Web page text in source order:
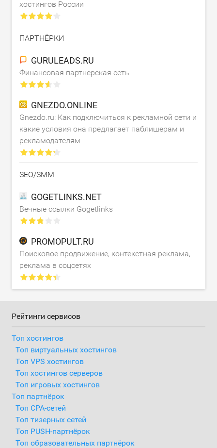
хостингов России
ПАРТНЁРКИ
GURULEADS.RU
Финансовая партнерская сеть
GNEZDO.ONLINE
Gnezdo.ru: Как подключиться к рекламной сети и
какие условия она предлагает паблишерам и
рекламодателям
SEO/SMM
GOGETLINKS.NET
Вечные ссылки Gogetlinks
PROMOPULT.RU
Поисковое продвижение, контекстная реклама,
реклама в соцсетях
Рейтинги сервисов
Топ хостингов
Топ виртуальных хостингов
Топ VPS хостингов
Топ хостингов серверов
Топ игровых хостингов
Топ партнёрок
Топ CPA-сетей
Топ тизерных сетей
Топ PUSH-партнёрок
Топ образовательных партнёрок